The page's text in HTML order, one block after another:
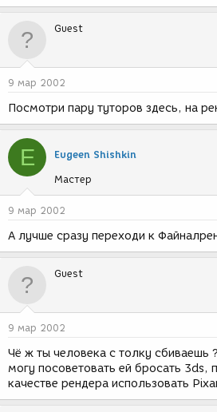
Guest
9 мар 2002
Посмотри пару туторов здесь, на
E Eugeen Shishkin
Мастер
9 мар 2002
А лучше сразу переходи к
Guest
9 мар 2002
Чё ж ты человека с толку сбиваешь
могу посоветовать ей бросать 3ds,
качестве рендера использовать